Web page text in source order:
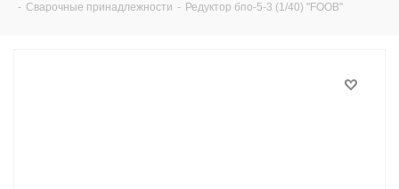
- Сварочные принадлежности - Редуктор бпо-5-3 (1/40) "FOOB"